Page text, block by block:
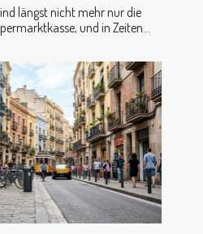
längst nicht mehr nur die
und in Zeiten...